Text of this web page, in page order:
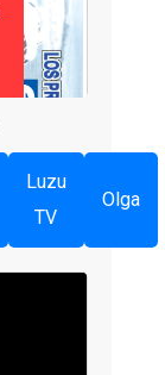
Luzu
TV
Olga